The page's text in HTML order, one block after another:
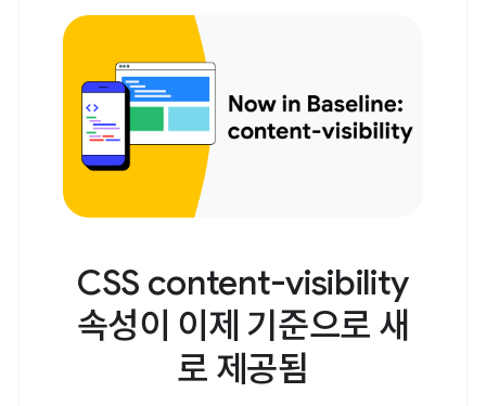
CSS content-visibility
속성이 이제 기준으로 새
로 제공됨